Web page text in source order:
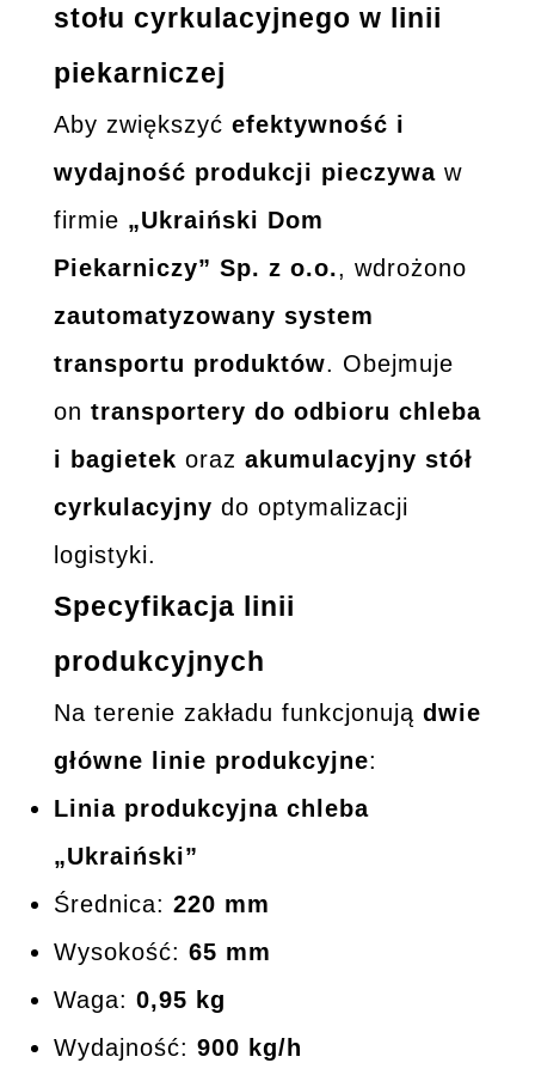
stołu cyrkulacyjnego w linii
piekarniczej
Aby zwiększyć efektywność i
wydajność produkcji pieczywaw
firmie „Ukraiński Dom
Piekarniczy” Sp. z o.o., wdrożono
zautomatyzowany system
transportu produktów. Obejmuje
on transportery do odbioru chleba
i bagietek oraz akumulacyjny stół
cyrkulacyjny do optymalizacji
logistyki.
Specyfikacja linii
produkcyjnych
Na terenie zakładu funkcjonują dwie
główne linie produkcyjne:
Linia produkcyjna chleba
„Ukraiński”
Średnica: 220 mm
Wysokość: 65 mm
Waga: 0,95 kg
Wydajność: 900 kg/h